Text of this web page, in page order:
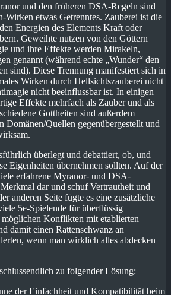
und den früheren DSA-Regeln sind
Wirken etwas Getrenntes. Zauberei ist die
Energien des Elements Kraft oder
Geweihte nutzen von den Göttern
und ihre Effekte werden Mirakeln,
genannt (während echte „Wunder“ den
sind). Diese Trennung manifestiert sich in
Wirken durch Hellsichtszauberei nicht
nicht beeinflussbar ist. In einigen
Effekte mehrfach als Zauber und als
Gottheiten sind außerdem
Domänen/Quellen gegenübergestellt und
überlegt und debattiert, ob, und
Eigenheiten übernehmen sollten. Auf der
erfahrene Myranor- und DSA-
dar und schuf Vertrautheit und
anderen Seite fügte es eine zusätzliche
5e-Spielende für überflüssig
Konflikten mit etablierten
damit einen Rattenschwanz an
wenn man wirklich alles abdecken
zu folgender Lösung:
der Einfachheit und Kompatibilität beim